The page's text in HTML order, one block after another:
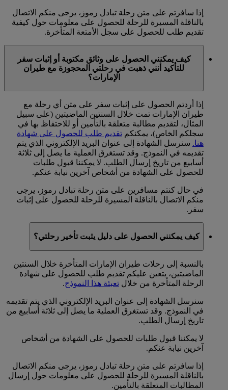
إذا سافرتم على متن رحلة تبادل رموز، يرجى منكم الاتصال
بالناقلة المسيرة للرحلة للحصول على معلومات حول كيفية
تقديم طلب للحصول على سجل الأمتعة المتأخرة.
كيف يمكنني الحصول على وثائق مكتوبة أو إثبات سفر
للتأكيد أنني ذهبت في رحلتي المحجوزة مع طيران
الإمارات؟
إذا أردتم الحصول على إثبات سفر على متن أي رحلة مع
طيران الإمارات تمت خلال السنتين الماضيتين (على سبيل
المثال، لتقديم مطالبة متعلقة بالتأمين أو للاحتفاظ بها في
سجلكم الخاص)، يمكنكم تقديم طلب للحصول على شهادة
هنا. سنرسل الشهادة إلى عنوان البريد الإلكتروني الذي يتم
تقديمه في النموذج. وقد تستغرق العملية ما يصل إلى ثلاثة
أسابيع من تاريخ إرسال الطلب. لا يمكننا قبول طلبات
للحصول على الشهادة من أشخاص آخرين نيابة عنكم.
في حال كنتم مسافرين على متن رحلة تبادل رموز، يرجى
منكم الاتصال بالناقلة المسيرة للرحلة للحصول على إثبات
سفر.
كيف يمكنني الحصول على دليل يثبت تأخير رحلتي؟
بالنسبة إلى رحلات طيران الإمارات المتأخرة خلال السنتين
الماضيتين، يتعين عليكم تقديم طلب للحصول على شهادة
الرحلة المتأخرة من خلال تعبئة هذا النموذج.
سنرسل الشهادة إلى عنوان البريد الإلكتروني الذي يتم تقديمه
في النموذج. وقد تستغرق العملية ما يصل إلى ثلاثة أسابيع من
تاريخ إرسال الطلب.
لا يمكننا قبول طلبات للحصول على الشهادة من أشخاص
آخرين نيابة عنكم.
إذا سافرتم على متن رحلة تبادل رموز، يرجى منكم الاتصال
بالناقلة المسيرة للرحلة للحصول على معلومات حول إرسال
المطالبات المتعلقة بالتأمين.